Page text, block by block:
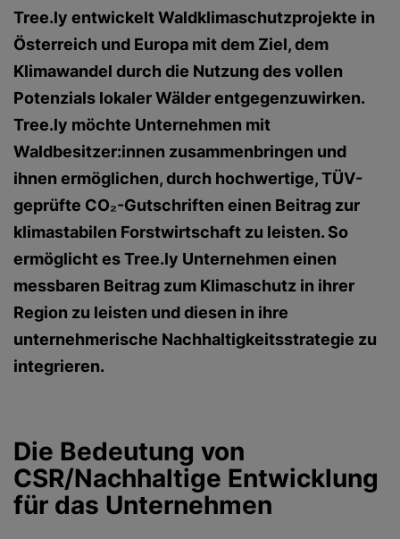
Tree.ly entwickelt Waldklimaschutzprojekte in
Österreich und Europa mit dem Ziel, dem
Klimawandel durch die Nutzung des vollen
Potenzials lokaler Wälder entgegenzuwirken.
Tree.ly möchte Unternehmen mit
Waldbesitzer:innen zusammenbringen und
ihnen ermöglichen, durch hochwertige, TÜV-
geprüfte CO₂-Gutschriften einen Beitrag zur
klimastabilen Forstwirtschaft zu leisten. So
ermöglicht es Tree.ly Unternehmen einen
messbaren Beitrag zum Klimaschutz in ihrer
Region zu leisten und diesen in ihre
unternehmerische Nachhaltigkeitsstrategie zu
integrieren.
Die Bedeutung von
CSR/Nachhaltige Entwicklung
für das Unternehmen